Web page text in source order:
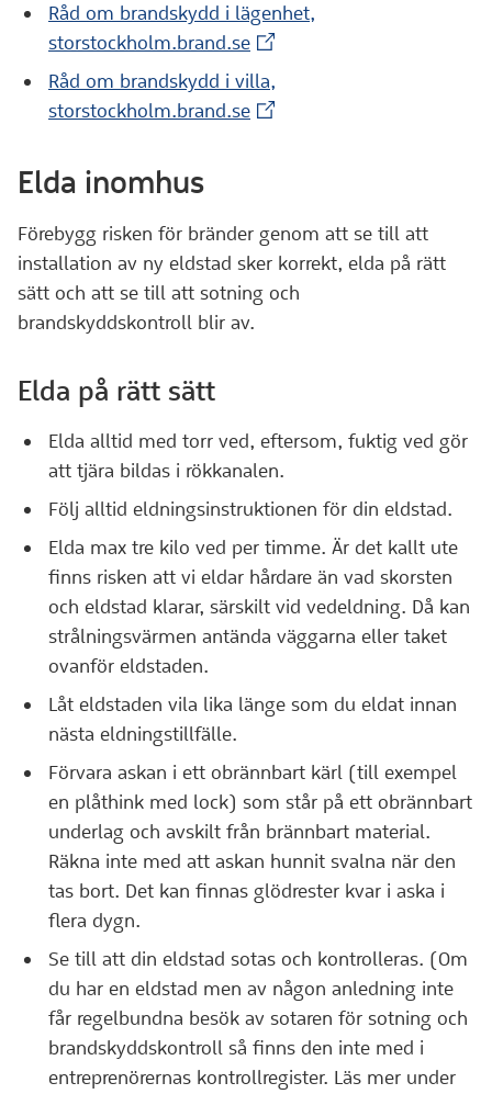
Råd om brandskydd i lägenhet,
storstockholm.brand.se(Extern webbplats)
Råd om brandskydd i villa,
storstockholm.brand.se(Extern webbplats)
Elda inomhus
Förebygg risken för bränder genom att se till att
installation av ny eldstad sker korrekt, elda på rätt
sätt och att se till att sotning och
brandskyddskontroll blir av.
Elda på rätt sätt
Elda alltid med torr ved, eftersom, fuktig ved gör
att tjära bildas i rökkanalen.
Följ alltid eldningsinstruktionen för din eldstad.
Elda max tre kilo ved per timme. Är det kallt ute
finns risken att vi eldar hårdare än vad skorsten
och eldstad klarar, särskilt vid vedeldning. Då kan
strålningsvärmen antända väggarna eller taket
ovanför eldstaden.
Låt eldstaden vila lika länge som du eldat innan
nästa eldningstillfälle.
Förvara askan i ett obrännbart kärl (till exempel
en plåthink med lock) som står på ett obrännbart
underlag och avskilt från brännbart material.
Räkna inte med att askan hunnit svalna när den
tas bort. Det kan finnas glödrester kvar i aska i
flera dygn.
Se till att din eldstad sotas och kontrolleras. (Om
du har en eldstad men av någon anledning inte
får regelbundna besök av sotaren för sotning och
brandskyddskontroll så finns den inte med i
entreprenörernas kontrollregister. Läs mer under